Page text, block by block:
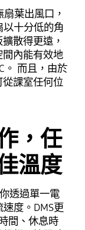
葉出風口，
以十分低的角
散得更遠，
內能有效地
而且，由於
課室任何位
，任
溫度
透過單一電
度。DMS更
間、休息時